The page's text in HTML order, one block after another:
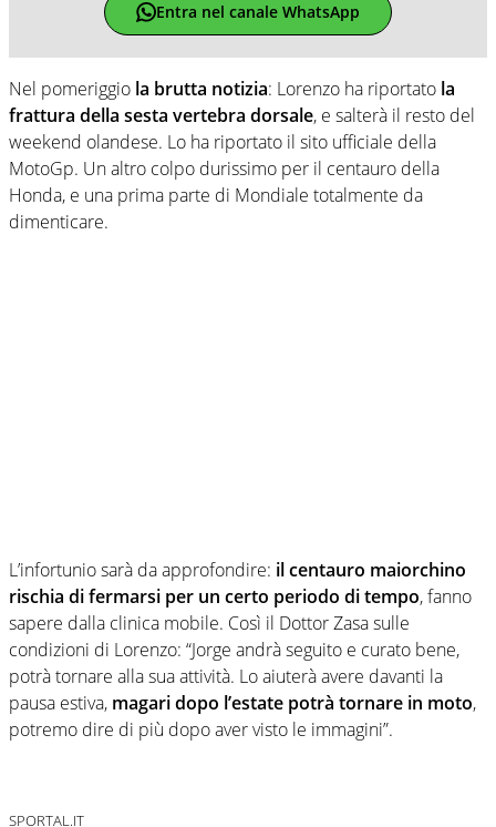
Entra nel canale WhatsApp
Nel pomeriggio la brutta notizia: Lorenzo ha riportato la
frattura della sesta vertebra dorsale, e salterà il resto del
weekend olandese. Lo ha riportato il sito ufficiale della
MotoGp. Un altro colpo durissimo per il centauro della
Honda, e una prima parte di Mondiale totalmente da
dimenticare.
L’infortunio sarà da approfondire: il centauro maiorchino
rischia di fermarsi per un certo periodo di tempo, fanno
sapere dalla clinica mobile. Così il Dottor Zasa sulle
condizioni di Lorenzo: “Jorge andrà seguito e curato bene,
potrà tornare alla sua attività. Lo aiuterà avere davanti la
pausa estiva, magari dopo l’estate potrà tornare in moto,
potremo dire di più dopo aver visto le immagini”.
SPORTAL.IT